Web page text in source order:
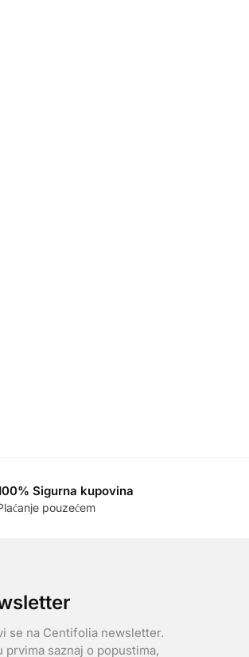
Sigurna kupovina
pouzećem
se na Centifolia newsletter.
prvima saznaj o popustima,